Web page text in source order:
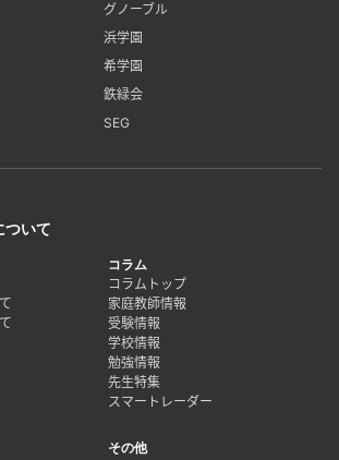
グノーブル
浜学園
希学園
鉄緑会
SEG
ついて
コラム
コラムトップ
家庭教師情報
受験情報
学校情報
勉強情報
先生特集
スマートレーダー
その他